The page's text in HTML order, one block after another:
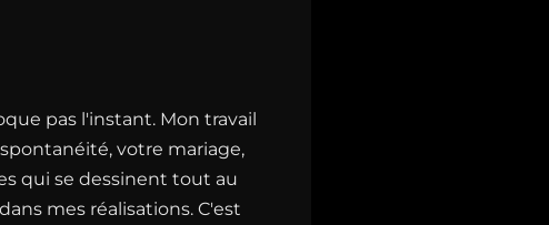
pas l'instant. Mon travail
votre mariage,
qui se dessinent tout au
mes réalisations. C'est